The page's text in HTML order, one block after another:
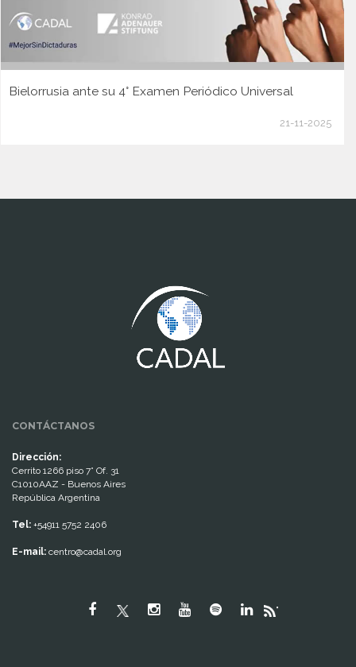
Bielorrusia ante su 4° Examen Periódico Universal
21-11-2025
CONTÁCTANOS
Dirección:
Cerrito 1266 piso 7° Of. 31
C1010AAZ - Buenos Aires
República Argentina
Tel: +54911 5752 2406
E-mail: centro@cadal.org
"